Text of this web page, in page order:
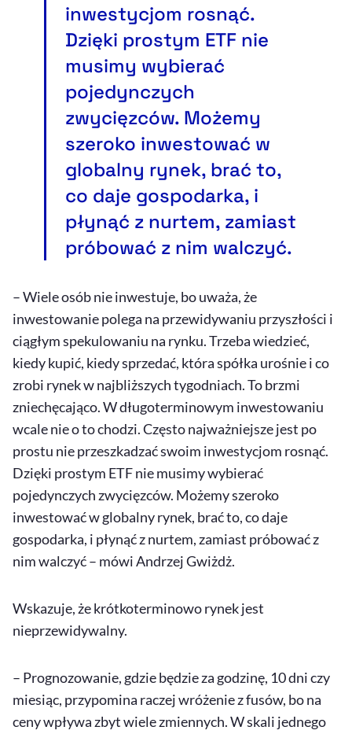
inwestycjom rosnąć.
Dzięki prostym ETF nie
musimy wybierać
pojedynczych
zwycięzców. Możemy
szeroko inwestować w
globalny rynek, brać to,
co daje gospodarka, i
płynąć z nurtem, zamiast
próbować z nim walczyć.
– Wiele osób nie inwestuje, bo uważa, że
inwestowanie polega na przewidywaniu przyszłości i
ciągłym spekulowaniu na rynku. Trzeba wiedzieć,
kiedy kupić, kiedy sprzedać, która spółka urośnie i co
zrobi rynek w najbliższych tygodniach. To brzmi
zniechęcająco. W długoterminowym inwestowaniu
wcale nie o to chodzi. Często najważniejsze jest po
prostu nie przeszkadzać swoim inwestycjom rosnąć.
Dzięki prostym ETF nie musimy wybierać
pojedynczych zwycięzców. Możemy szeroko
inwestować w globalny rynek, brać to, co daje
gospodarka, i płynąć z nurtem, zamiast próbować z
nim walczyć – mówi Andrzej Gwiżdż.
Wskazuje, że krótkoterminowo rynek jest
nieprzewidywalny.
– Prognozowanie, gdzie będzie za godzinę, 10 dni czy
miesiąc, przypomina raczej wróżenie z fusów, bo na
ceny wpływa zbyt wiele zmiennych. W skali jednego